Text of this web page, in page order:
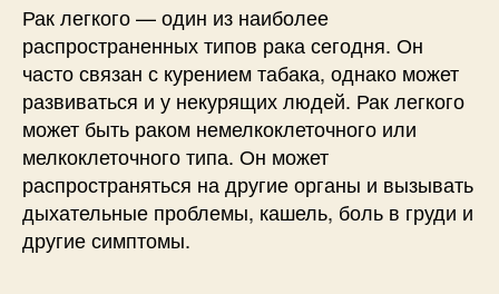
Рак легкого — один из наиболее
распространенных типов рака сегодня. Он
часто связан с курением табака, однако может
развиваться и у некурящих людей. Рак легкого
может быть раком немелкоклеточного или
мелкоклеточного типа. Он может
распространяться на другие органы и вызывать
дыхательные проблемы, кашель, боль в груди и
другие симптомы.